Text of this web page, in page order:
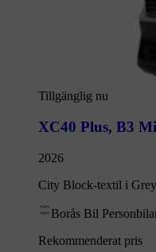
Tillgänglig nu
XC40 Plus, B3
2026
City Block-textil i
Borås Bil
Rekommenderat pris